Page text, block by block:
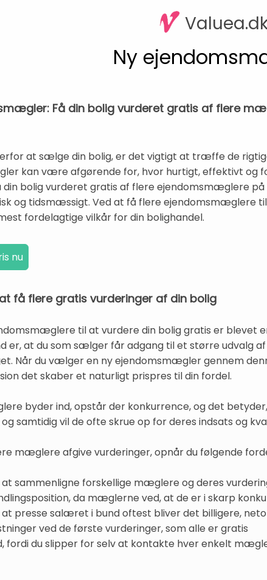
Ny
Få din bolig vurderet gratis af flere
at sælge din bolig, er det vigtigt at træffe de
kan være afgørende for, hvor hurtigt, effektivt og
din bolig vurderet gratis af flere ejendomsmæglere
og tidsmæssigt. Ved at få flere ejendomsmæglere
fordelagtige vilkår for din bolighandel.
få flere gratis vurderinger af din bolig
til at vurdere din bolig gratis er
er, at du som sælger får adgang til et større udvalg
Når du vælger en ny ejendomsmægler gennem
det skaber et naturligt prispres til din fordel.
byder ind, opstår der konkurrence, og det
samtidig vil de ofte skrue op for deres indsats og
mæglere afgive vurderinger, opnår du følgende
sammenligne forskellige mæglere og deres
da mæglerne ved, at de er i skarp
at presse salæret i bund oftest bliver det billigere,
ved de første vurderinger, som alle er gratis
fordi du slipper for selv at kontakte hver enkelt